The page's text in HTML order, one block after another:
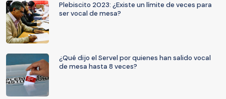
Plebiscito 2023: ¿Existe un límite de veces para
ser vocal de mesa?
¿Qué dijo el Servel por quienes han salido vocal
de mesa hasta 8 veces?